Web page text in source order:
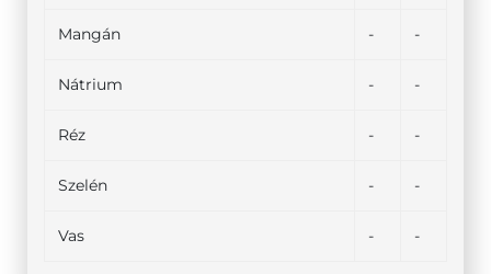
Mangán - -
Nátrium - -
Réz - -
Szelén - -
Vas - -